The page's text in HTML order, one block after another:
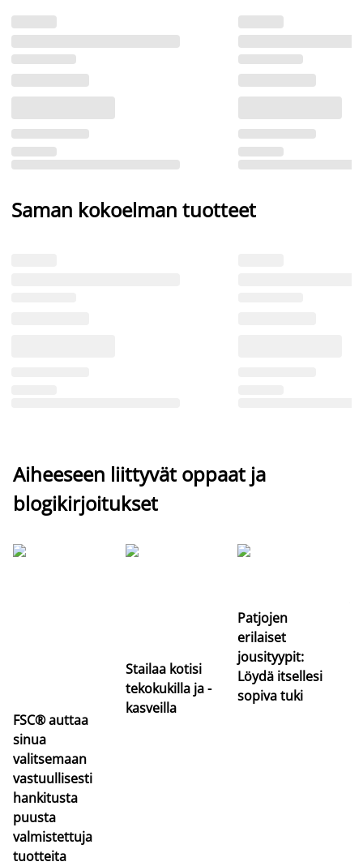
Saman kokoelman tuotteet
Aiheeseen liittyvät oppaat ja
blogikirjoitukset
FSC® auttaa
sinua
valitsemaan
vastuullisesti
hankitusta
puusta
valmistettuja
tuotteita
Stailaa kotisi
tekokukilla ja -
kasveilla
Patjojen
erilaiset
jousityypit:
Löydä itsellesi
sopiva tuki